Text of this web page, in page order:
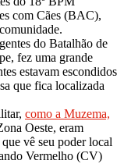
com Cães (BAC),
do Batalhão de
fez uma grande
estavam escondidos
que fica localizada
como a Muzema,
Oeste, eram
vê seu poder local
Vermelho (CV)